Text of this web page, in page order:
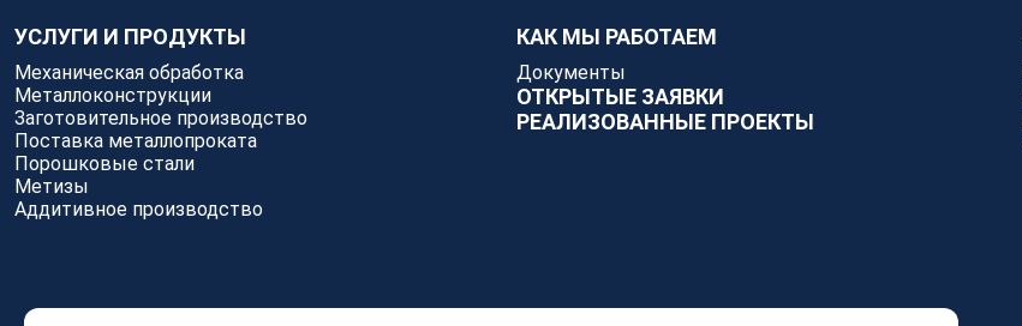
УСЛУГИ И ПРОДУКТЫ
Механическая обработка
Металлоконструкции
Заготовительное производство
Поставка металлопроката
Порошковые стали
Метизы
Аддитивное производство
КАК МЫ РАБОТАЕМ
Документы
ОТКРЫТЫЕ ЗАЯВКИ
РЕАЛИЗОВАННЫЕ ПРОЕКТЫ